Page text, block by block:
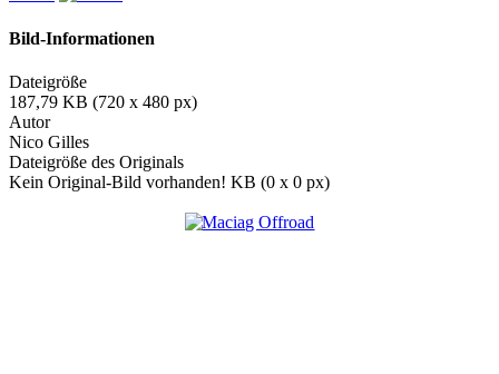
Bild-Informationen
Dateigröße
187,79 KB (720 x 480 px)
Autor
Nico Gilles
Dateigröße des Originals
Kein Original-Bild vorhanden! KB (0 x 0 px)